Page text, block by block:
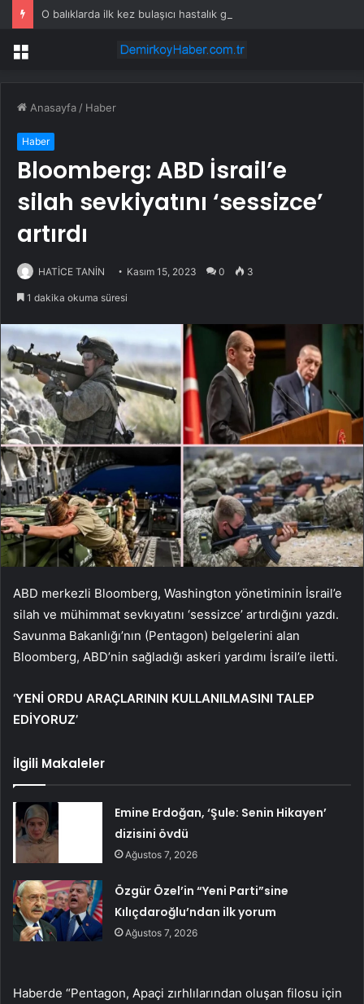
Menü
Anasayfa / Haber
Haber
Bloomberg: ABD İsrail’e
silah sevkiyatını ‘sessizce’
artırdı
HATİCE TANİN Kasım 15, 2023 0 3
1 dakika okuma süresi
ABD merkezli Bloomberg, Washington yönetiminin İsrail’e
silah ve mühimmat sevkıyatını ‘sessizce’ artırdığını yazdı.
Savunma Bakanlığı’nın (Pentagon) belgelerini alan
Bloomberg, ABD’nin sağladığı askeri yardımı İsrail’e iletti.
‘YENİ ORDU ARAÇLARININ KULLANILMASINI TALEP
EDİYORUZ’
İlgili Makaleler
Emine Erdoğan, ‘Şule: Senin Hikayen’
dizisini övdü
Ağustos 7, 2026
Özgür Özel’in “Yeni Parti”sine
Kılıçdaroğlu’ndan ilk yorum
Ağustos 7, 2026
Haberde “Pentagon, Apaçi zırhlılarından oluşan filosu için